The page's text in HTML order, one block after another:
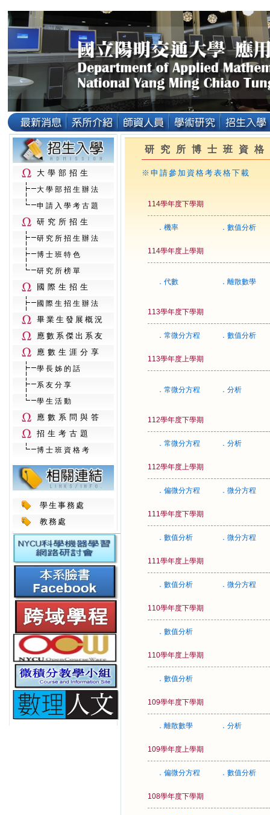
大學部招生
大學部招生辦法
申請入學考古題
研究所招生
研究所招生辦法
博士班特色
研究所榜單
國際生招生
國際生招生辦法
畢業生發展概況
應數系傑出系友
應數生涯分享
學長姊的話
系友分享
學生活動
應數系問與答
招生考古題
博士班資格考
學生事務處
教務處
研究所博士班資
※申請參加資格考表格下載
114學年度下學期
．機率 ．數值分析
114學年度上學期
．代數 ．離散數學
113學年度下學期
．常微分方程 ．數值分析
113學年度上學期
．常微分方程 ．分析
112學年度下學期
．常微分方程 ．分析
112學年度上學期
．偏微分方程 ．微分方程
111學年度下學期
．數值分析 ．微分方程
111學年度上學期
．數值分析 ．微分方程
110學年度下學期
．數值分析
110學年度上學期
．數值分析
109學年度下學期
．離散數學 ．分析
109學年度上學期
．偏微分方程 ．數值分析
108學年度下學期